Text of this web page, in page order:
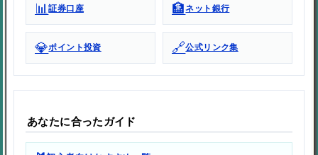
📊証券口座 🏦ネット銀行
💎ポイント投資 🔗公式リンク集
あなたに合ったガイド